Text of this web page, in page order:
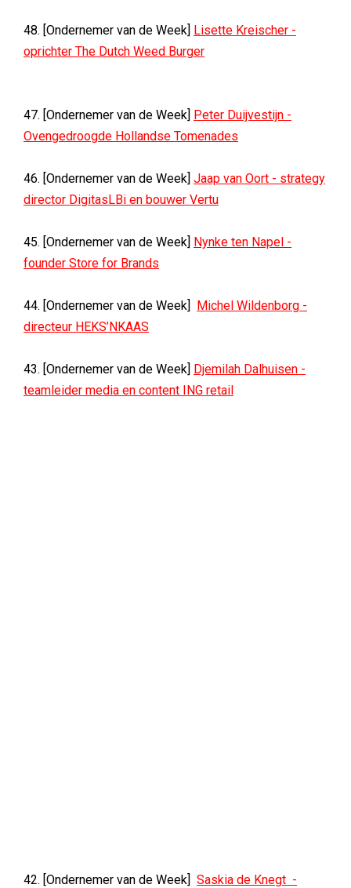
48. [Ondernemer van de Week] Lisette Kreischer -
oprichter The Dutch Weed Burger
47. [Ondernemer van de Week] Peter Duijvestijn -
Ovengedroogde Hollandse Tomenades
46. [Ondernemer van de Week] Jaap van Oort - strategy
director DigitasLBi en bouwer Vertu
45. [Ondernemer van de Week] Nynke ten Napel -
founder Store for Brands
44. [Ondernemer van de Week] Michel Wildenborg -
directeur HEKS’NKAAS
43. [Ondernemer van de Week] Djemilah Dalhuisen -
teamleider media en content ING retail
42. [Ondernemer van de Week] Saskia de Knegt -